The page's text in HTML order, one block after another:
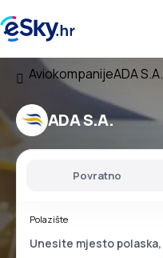
AviokompanijeADA S.A.
ADA S.A.
Povratno
Polazište